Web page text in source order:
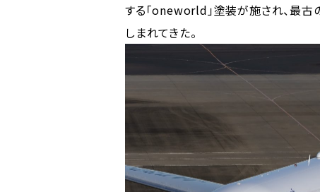
する「oneworld」塗装が施され、最
しまれてきた。